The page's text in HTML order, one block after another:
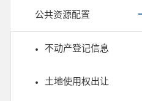
公共资源配置
不动产登记信息
土地使用权出让